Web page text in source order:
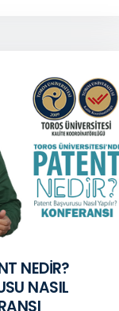
NEDİR?
NASIL